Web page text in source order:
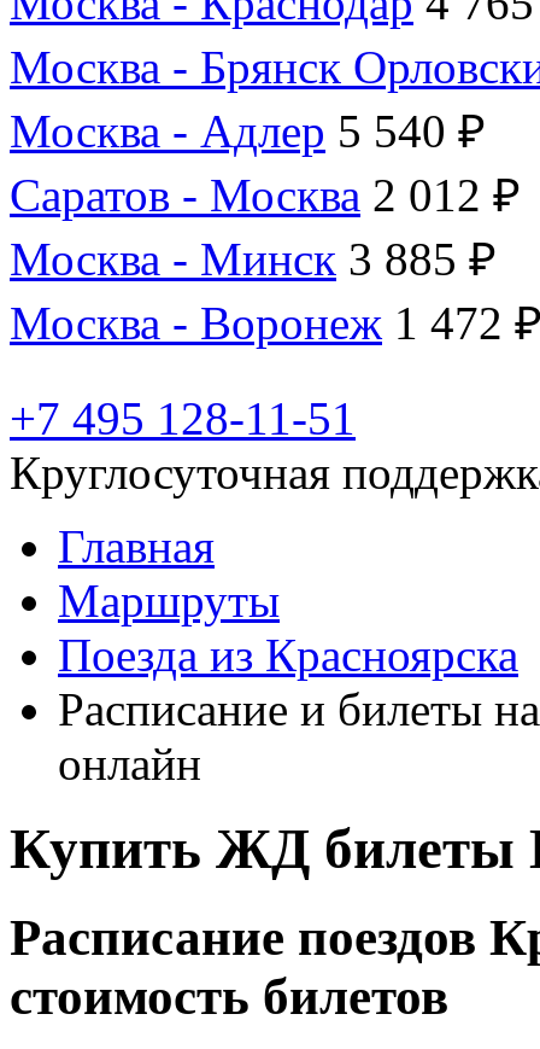
Москва - Брянск
Москва - Адлер 5 540 ₽
Саратов - Москва 2 012 ₽
Москва - Минск 3 885 ₽
Москва - Воронеж 1 472
+7 495 128-11-51
Круглосуточная
Главная
Маршруты
Поезда из Красноярска
Расписание и билеты
онлайн
Купить ЖД билеты
Расписание поездов
стоимость билетов